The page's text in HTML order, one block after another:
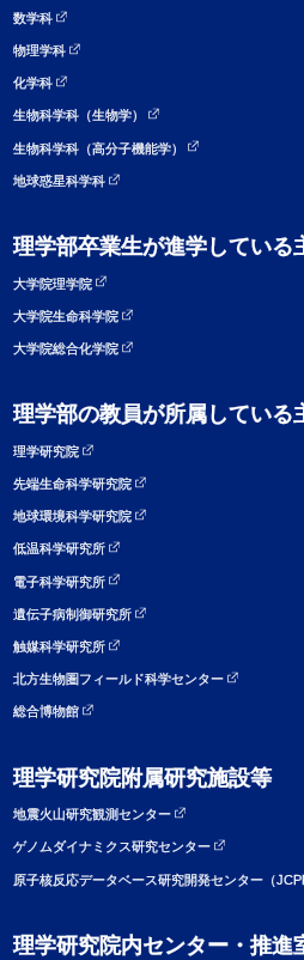
数学科
物理学科
化学科
生物科学科（生物学）
生物科学科（高分子機能学）
地球惑星科学科
理学部卒業生が進学している
大学院理学院
大学院生命科学院
大学院総合化学院
理学部の教員が所属している
理学研究院
先端生命科学研究院
地球環境科学研究院
低温科学研究所
電子科学研究所
遺伝子病制御研究所
触媒科学研究所
北方生物圏フィールド科学センター
総合博物館
理学研究院附属研究施設等
地震火山研究観測センター
ゲノムダイナミクス研究センター
原子核反応データベース研究開発センター（
理学研究院内センター・推進